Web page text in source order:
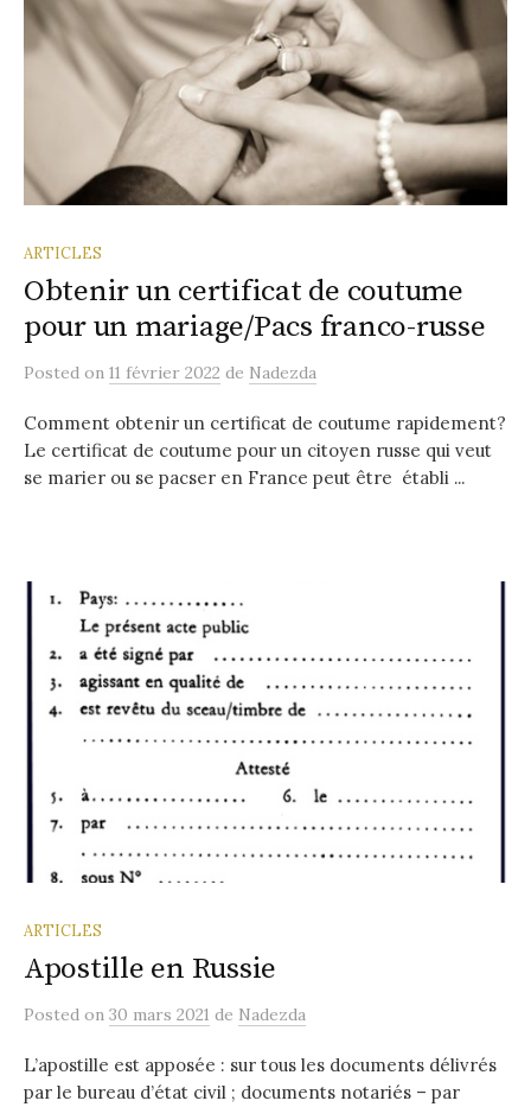
ARTICLES
Obtenir un certificat de coutume
pour un mariage/Pacs franco-russe
Posted on 11 février 2022 de Nadezda
Comment obtenir un certificat de coutume rapidement?
Le certificat de coutume pour un citoyen russe qui veut
se marier ou se pacser en France peut être établi ...
ARTICLES
Apostille en Russie
Posted on 30 mars 2021 de Nadezda
L’apostille est apposée : sur tous les documents délivrés
par le bureau d’état civil ; documents notariés – par